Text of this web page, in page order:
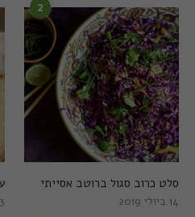
13
2
סלט כרוב סגול ברוטב אסייתי
14 ביולי 2019